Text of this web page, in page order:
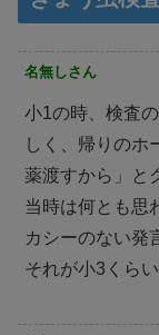
名無しさん
小1の時、検査
しく、帰りの
薬渡すから」と
当時は何とも思
カシーのない発
それが小3くら